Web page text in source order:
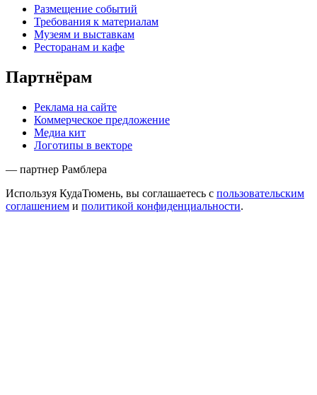
Размещение событий
Требования к материалам
Музеям и выставкам
Ресторанам и кафе
Партнёрам
Реклама на сайте
Коммерческое предложение
Медиа кит
Логотипы в векторе
— партнер Рамблера
Используя КудаТюмень, вы соглашаетесь с пользовательским
соглашением и политикой конфиденциальности.